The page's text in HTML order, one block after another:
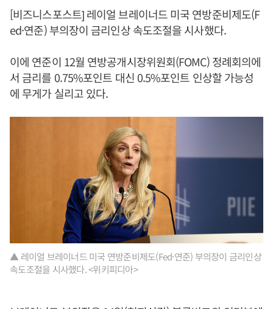
[비즈니스포스트] 레이얼 브레이너드 미국 연방준비제도(F
ed·연준) 부의장이 금리인상 속도조절을 시사했다.
이에 연준이 12월 연방공개시장위원회(FOMC) 정례회의에
서 금리를 0.75%포인트 대신 0.5%포인트 인상할 가능성
에 무게가 실리고 있다.
▲ 레이얼 브레이너드 미국 연방준비제도(Fed·연준) 부의장이 금리인상
속도조절을 시사했다. <위키피디아>